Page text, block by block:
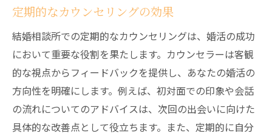
定期的なカウンセリングの効果
結婚相談所での定期的なカウンセリングは、婚活の成功
において重要な役割を果たします。カウンセラーは客観
的な視点からフィードバックを提供し、あなたの婚活の
方向性を明確にします。例えば、初対面での印象や会話
の流れについてのアドバイスは、次回の出会いに向けた
具体的な改善点として役立ちます。また、定期的に自分